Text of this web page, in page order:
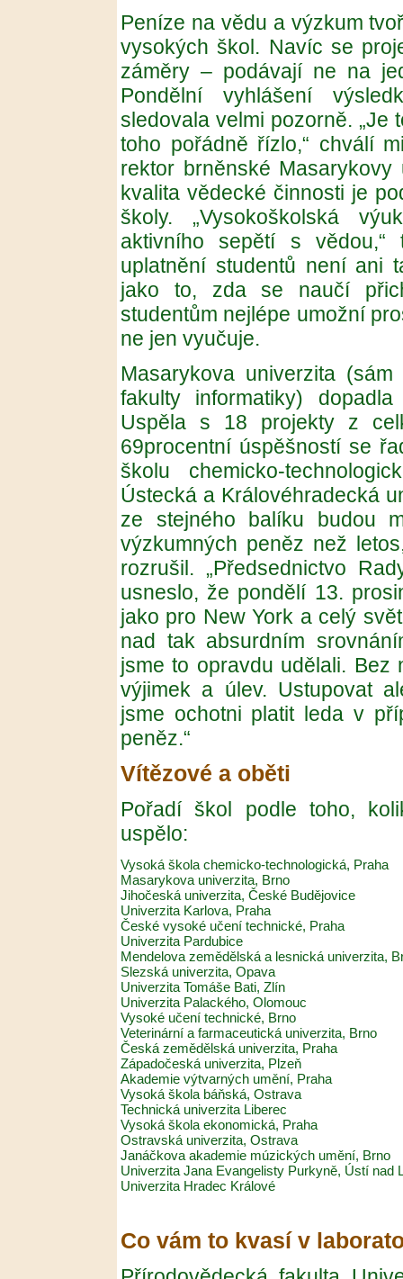
Peníze na vědu a výzkum
vysokých škol. Navíc se
záměry – podávají ne na
Pondělní vyhlášení
sledovala velmi pozorně. „Je
toho pořádně řízlo,“ chválí
rektor brněnské
kvalita vědecké činnosti je
školy. „Vysokoškolská
aktivního sepětí s vědou,“
uplatnění studentů není ani
jako to, zda se naučí
studentům nejlépe umožní
ne jen vyučuje.
Masarykova univerzita
fakulty informatiky)
Uspěla s 18 projekty z
69procentní úspěšností se
školu chemicko-
Ústecká a Královéhradecká
ze stejného balíku budou
výzkumných peněz než
rozrušil. „Předsednictvo
usneslo, že pondělí 13.
jako pro New York a celý
nad tak absurdním
jsme to opravdu udělali. Bez
výjimek a úlev. Ustupovat
jsme ochotni platit leda v
peněz.“
Vítězové a oběti
Pořadí škol podle toho,
uspělo:
Vysoká škola chemicko-technologická, Praha
Masarykova univerzita, Brno
Jihočeská univerzita, České Budějovice
Univerzita Karlova, Praha
České vysoké učení technické, Praha
Univerzita Pardubice
Mendelova zemědělská a lesnická univerzita,
Slezská univerzita, Opava
Univerzita Tomáše Bati, Zlín
Univerzita Palackého, Olomouc
Vysoké učení technické, Brno
Veterinární a farmaceutická univerzita, Brno
Česká zemědělská univerzita, Praha
Západočeská univerzita, Plzeň
Akademie výtvarných umění, Praha
Vysoká škola báňská, Ostrava
Technická univerzita Liberec
Vysoká škola ekonomická, Praha
Ostravská univerzita, Ostrava
Janáčkova akademie múzických umění, Brno
Univerzita Jana Evangelisty Purkyně, Ústí nad
Univerzita Hradec Králové
Co vám to kvasí v